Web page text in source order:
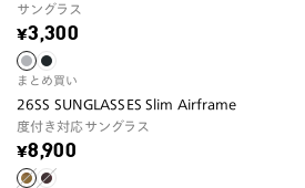
サングラス
¥3,300
まとめ買い
26SS SUNGLASSES Slim Airframe
度付き対応サングラス
¥8,900